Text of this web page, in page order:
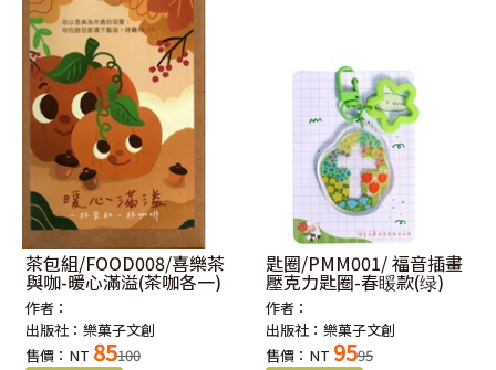
茶包組/FOOD008/喜樂茶
與咖-暖心滿溢(茶咖各一)
作者：
出版社：樂菓子文創
售價：NT 85100
匙圈/PMM001/ 福音插畫
壓克力匙圈-春䁔款(绿)
作者：
出版社：樂菓子文創
售價：NT 9595